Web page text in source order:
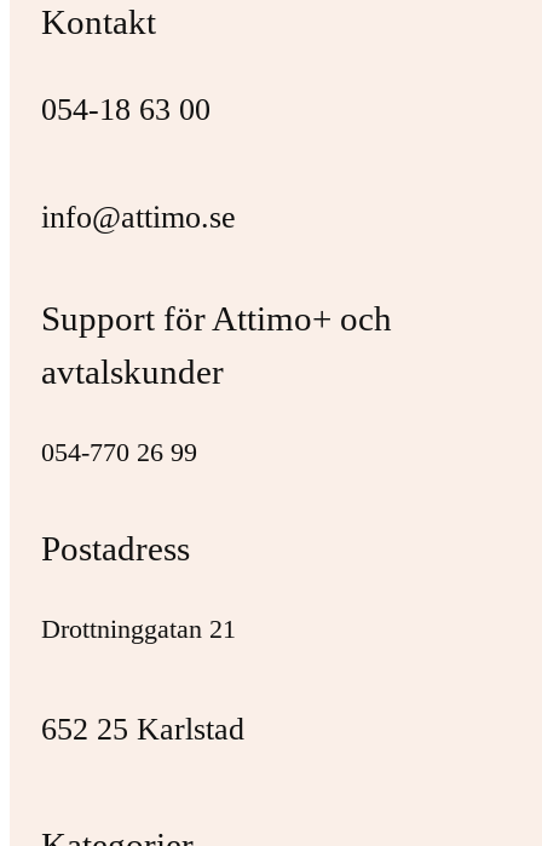
Kontakt
054-18 63 00
info@attimo.se
Support för Attimo+ och
avtalskunder
054-770 26 99
Postadress
Drottninggatan 21
652 25 Karlstad